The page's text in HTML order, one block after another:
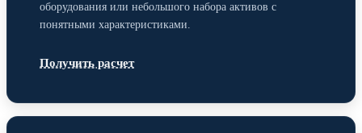
оборудования или небольшого набора активов с
понятными характеристиками.
Получить расчет